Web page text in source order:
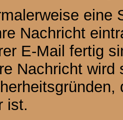
eine
Nachricht
E-Mail fertig
Nachricht
ist.